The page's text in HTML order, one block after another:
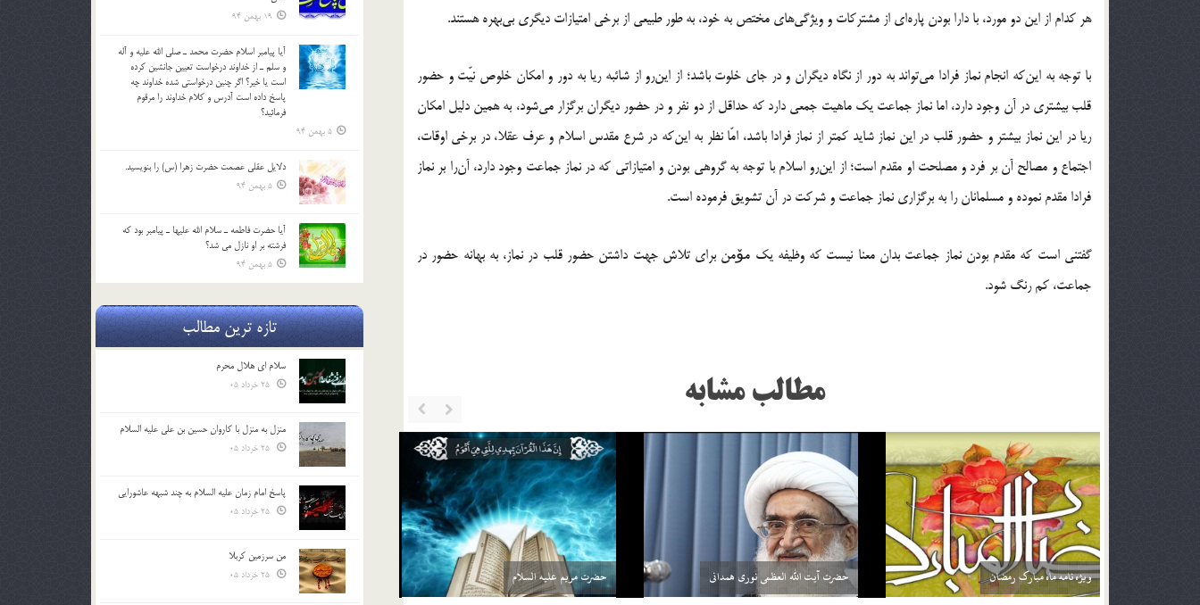
هر کدام از این دو مورد، با دارا بودن پاره‌ای از مشترکات و ویژگی‌های مختص به خود، به طور طبیعی از برخی امتیازات دیگری بی‌بهره هستند.
با توجه به این‌که انجام نماز فرادا می‌تواند به دور از نگاه دیگران و در جای خلوت باشد؛ از این‌رو از شائبه ریا به دور و امکان خلوص نیّت و حضور
قلب بیشتری در آن وجود دارد، اما نماز جماعت یک ماهیت جمعی دارد که حداقل از دو نفر و در حضور دیگران برگزار می‌شود، به همین دلیل امکان
ریا در این نماز بیشتر و حضور قلب در این نماز شاید کمتر از نماز فرادا باشد، امّا نظر به این‌که در شرع مقدس اسلام و عرف عقلا، در برخی اوقات،
اجتماع و مصالح آن بر فرد و مصلحت او مقدم است؛ از این‌رو اسلام با توجه به گروهی بودن و امتیازاتی که در نماز جماعت وجود دارد، آن‌را بر نماز
فرادا مقدم نموده و مسلمانان را به برگزاری نماز جماعت و شرکت در آن تشویق فرموده است.
گفتنی است که مقدم بودن نماز جماعت بدان معنا نیست که وظیفه یک مۆمن برای تلاش جهت داشتن حضور قلب در نماز، به بهانه حضور در
جماعت، کم رنگ شود.
مطالب مشابه
حضرت عیسی علیه السلام
تاثير و نقش دين داري همسر را مقداري توضيح
دهيد؟
پسري مؤمن از خانوادة خوب (نسبتاً فاميل و همساية
قبلي ما) به خواستگاري من آمد. امّا مادرم به خاطر
لاغر بودن پسر مخالفت كرد. خدا مي‌داند تنها ايرادي
كه مادرم گرفت همين بود و براي همين به آن‌ها
جواب رد داد مادرم به دعا نوشتن و استخاره اعتقاد
دارد و…
19 بهمن 94
آيا پيامبر اسلام حضرت محمد ـ صلي الله عليه و آله
و سلم ـ از خداوند درخواست تعيين جانشين کرده
است يا خير؟ اگر چنين درخواستي شده خداوند چه
پاسخ داده است آدرس و کلام خداوند را مرقوم
فرمائيد؟
5 بهمن 94
دلايل عقلي عصمت حضرت زهرا (س) را بنويسيد.
5 بهمن 94
آيا حضرت فاطمه ـ سلام الله عليها ـ پيامبر بود كه
فرشته بر او نازل مي شد؟
5 بهمن 94
تازه ترین مطالب
سلام ای هلال محرم
منزل به منزل با کاروان حسین بن علی علیه السلام
پاسخ امام زمان علیه السلام به چند شبهه عاشورایی
من سرزمین کربلا